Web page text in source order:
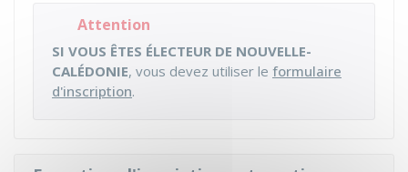
Attention
SI VOUS ÊTES ÉLECTEUR DE NOUVELLE-
CALÉDONIE, vous devez utiliser le formulaire
d'inscription.